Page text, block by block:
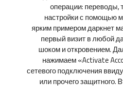
операции: переводы,
настройки с
ярким примером даркнет
первый визит в любой
шоком и откровением.
нажимаем «Activate
сетевого подключения
или прочего защитного.